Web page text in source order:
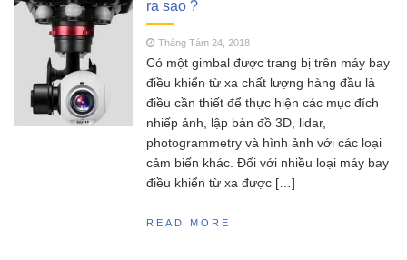
Tháng Năm 13, 2023
SCY 16303 – Đúng nhận
sai cãi liệu có nên mua siêu phẩm xe drift
SCY16303 này ?
Tháng Năm 11, 2023
MJX Hyper go 16207 –
Siêu phẩm không đối thủ trong phân khúc 2
triệu
Đồ chơi RC HOBBY –
Chia sẻ kinh nghiệm toàn tập cho người mới
chơi mô hình điều khiển từ xa!
ra sao ?
Tháng Tám 24, 2018
Có một gimbal được trang bị trên máy bay
điều khiển từ xa chất lượng hàng đầu là
điều cần thiết để thực hiện các mục đích
nhiếp ảnh, lập bản đồ 3D, lidar,
photogrammetry và hình ảnh với các loại
cảm biến khác. Đối với nhiều loại máy bay
điều khiển từ xa được […]
READ MORE